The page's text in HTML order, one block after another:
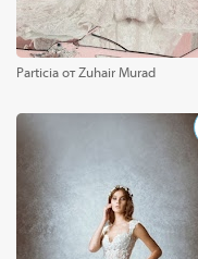
Particia от Zuhair Murad